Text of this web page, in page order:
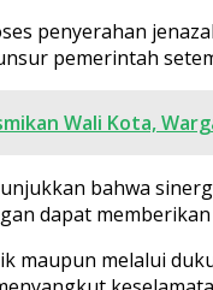
penyerahan
pemerintah
Wali Kota,
bahwa
dapat
maupun melalui